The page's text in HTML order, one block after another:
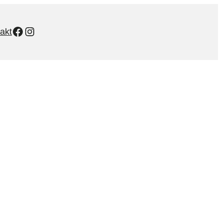
Facebook
Instagram